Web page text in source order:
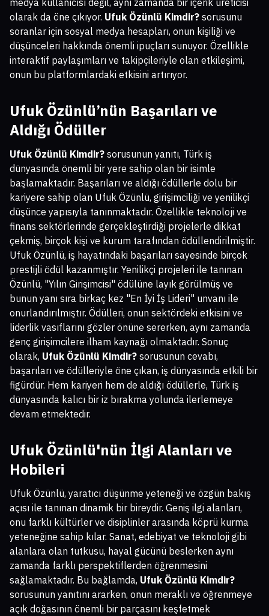
medya kullanıcısı değil, aynı zamanda bir içerik üreticisi
olarak da öne çıkıyor. Ufuk Özünlü Kimdir? sorusunu
soranlar için sosyal medya hesapları, onun kişiliği ve
düşünceleri hakkında önemli ipuçları sunuyor. Özellikle
interaktif paylaşımları ve takipçileriyle olan etkileşimi,
onun bu platformlardaki etkisini artırıyor.
Ufuk Özünlü’nün Başarıları ve
Aldığı Ödüller
Ufuk Özünlü Kimdir? sorusunun yanıtı, Türk iş
dünyasında önemli bir yere sahip olan bir isimle
başlamaktadır. Başarıları ve aldığı ödüllerle dolu bir
kariyere sahip olan Ufuk Özünlü, girişimciliği ve yenilikçi
düşünce yapısıyla tanınmaktadır. Özellikle teknoloji ve
finans sektörlerinde gerçekleştirdiği projelerle dikkat
çekmiş, birçok kişi ve kurum tarafından ödüllendirilmiştir.
Ufuk Özünlü, iş hayatındaki başarıları sayesinde birçok
prestijli ödül kazanmıştır. Yenilikçi projeleri ile tanınan
Özünlü, "Yılın Girişimcisi" ödülüne layık görülmüş ve
bunun yanı sıra birkaç kez "En İyi İş Lideri" unvanı ile
onurlandırılmıştır. Ödülleri, onun sektördeki etkisini ve
liderlik vasıflarını gözler önüne sererken, aynı zamanda
genç girişimcilere ilham kaynağı olmaktadır. Sonuç
olarak, Ufuk Özünlü Kimdir? sorusunun cevabı,
başarıları ve ödülleriyle öne çıkan, iş dünyasında etkili bir
figürdür. Hem kariyeri hem de aldığı ödüllerle, Türk iş
dünyasında kalıcı bir iz bırakma yolunda ilerlemeye
devam etmektedir.
Ufuk Özünlü'nün İlgi Alanları ve
Hobileri
Ufuk Özünlü, yaratıcı düşünme yeteneği ve özgün bakış
açısı ile tanınan dinamik bir bireydir. Geniş ilgi alanları,
onu farklı kültürler ve disiplinler arasında köprü kurma
yeteneğine sahip kılar. Sanat, edebiyat ve teknoloji gibi
alanlara olan tutkusu, hayal gücünü beslerken aynı
zamanda farklı perspektiflerden öğrenmesini
sağlamaktadır. Bu bağlamda, Ufuk Özünlü Kimdir?
sorusunun yanıtını ararken, onun meraklı ve öğrenmeye
açık doğasının önemli bir parçasını keşfetmek